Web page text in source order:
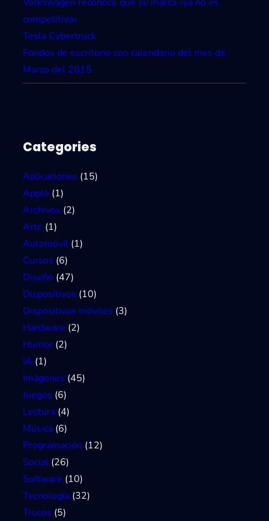
A
n
d
r
o
competitiva»
Tesla Cybertruck
Fondos de escritorio con calendario del mes de
Marzo del 2015
Categories
Aplicaciones (15)
Apple (1)
Archivos (2)
Arte (1)
Automóvil (1)
Cursos (6)
Diseño (47)
Dispositivos (10)
Dispositivos móviles (3)
Hardware (2)
Humor (2)
IA (1)
Imágenes (45)
Juegos (6)
Lectura (4)
Música (6)
Programación (12)
Social (26)
Software (10)
Tecnología (32)
Trucos (5)